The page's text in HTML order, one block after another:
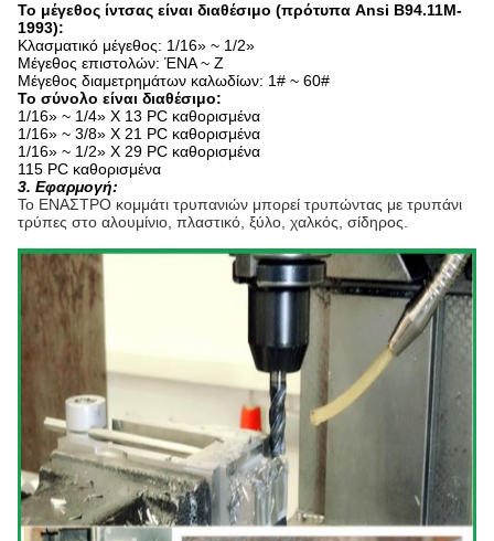
Το μέγεθος ίντσας είναι διαθέσιμο (πρότυπα Ansi B94.11M-
1993):
Κλασματικό μέγεθος: 1/16» ~ 1/2»
Μέγεθος επιστολών: ΈΝΑ ~ Ζ
Μέγεθος διαμετρημάτων καλωδίων: 1# ~ 60#
Το σύνολο είναι διαθέσιμο:
1/16» ~ 1/4» Χ 13 PC καθορισμένα
1/16» ~ 3/8» Χ 21 PC καθορισμένα
1/16» ~ 1/2» Χ 29 PC καθορισμένα
115 PC καθορισμένα
3. Εφαρμογή:
Το ΕΝΑΣΤΡΟ κομμάτι τρυπανιών μπορεί τρυπώντας με τρυπάνι
τρύπες στο αλουμίνιο, πλαστικό, ξύλο, χαλκός, σίδηρος.